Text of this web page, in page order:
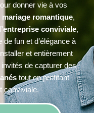
donner vie à vos
mariage romantique,
conviviale,
fun et d’élégance à
et entièrement
de capturer des
tout en profitant
conviviale.